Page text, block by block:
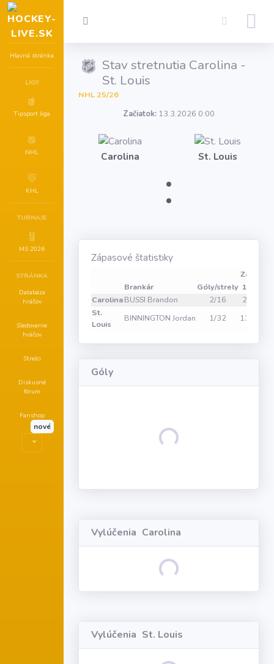
Hlavná stránka
LIGY
Tipsport liga
NHL
KHL
TURNAJE
MS 2026
STRÁNKA
Databáza
hráčov
Sledovanie
hráčov
Strelci
Diskusné
fórum
Fanshop
nové
Stav stretnutia Carolina -
St. Louis
NHL 25/26
Začiatok: 13.3.2026 0:00
Carolina
:
St. Louis
Zápasové štatistiky
Zákroky
Brankár
Góly/strely 1
CarolinaBUSSI Brandon 2/16 2
St.
Louis
BINNINGTON Jordan 1/32 13
Góly
Loading...
Vylúčenia Carolina
Loading...
Vylúčenia St. Louis